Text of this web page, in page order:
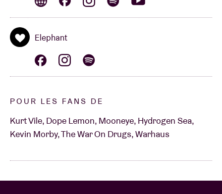
Elephant
POUR LES FANS DE
Kurt Vile, Dope Lemon, Mooneye, Hydrogen Sea,
Kevin Morby, The War On Drugs, Warhaus